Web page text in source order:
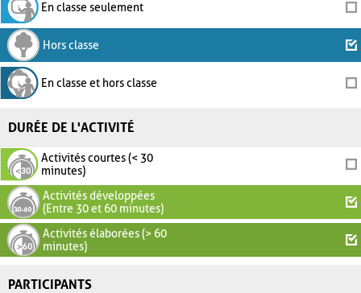
En classe seulement
Hors classe
En classe et hors classe
DURÉE DE L'ACTIVITÉ
Activités courtes (< 30
minutes)
Activités développées
(Entre 30 et 60 minutes)
Activités élaborées (> 60
minutes)
PARTICIPANTS